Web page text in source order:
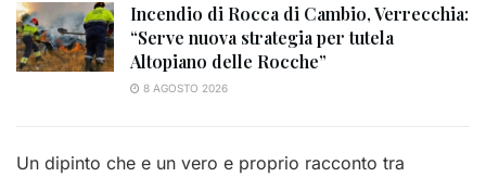
Incendio di Rocca di Cambio, Verrecchia:
“Serve nuova strategia per tutela
Altopiano delle Rocche”
8 AGOSTO 2026
Un dipinto che e un vero e proprio racconto tra